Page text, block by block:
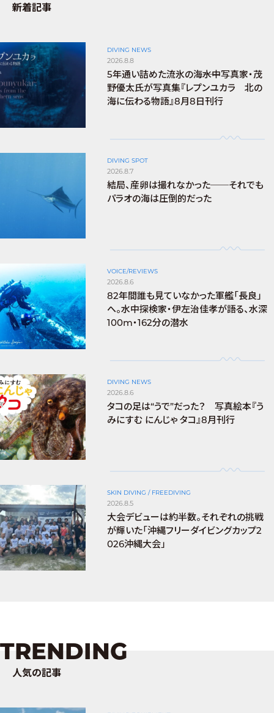
新着記事
DIVING NEWS
2026.8.8
5年通い詰めた流氷の海――水中写真家・茂
野優太氏が写真集『レプンユカラ 北の
海に伝わる物語』8月8日刊行
DIVING SPOT
2026.8.7
結局、産卵は撮れなかった──それでも
パラオの海は圧倒的だった
VOICE/REVIEWS
2026.8.6
82年間誰も見ていなかった軍艦「長良」
へ。水中探検家・伊左治佳孝が語る、水深
100m・162分の潜水
DIVING NEWS
2026.8.6
タコの足は“うで”だった？ 写真絵本『う
みにすむ にんじゃ タコ』8月刊行
SKIN DIVING / FREEDIVING
2026.8.5
大会デビューは約半数。それぞれの挑戦
が輝いた「沖縄フリーダイビングカップ2
026沖縄大会」
TRENDING
人気の記事